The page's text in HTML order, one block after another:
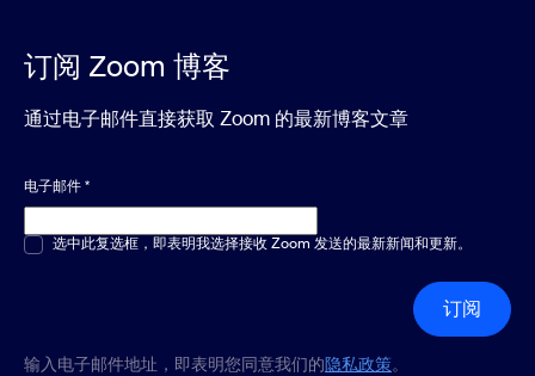
订阅 Zoom 博客
通过电子邮件直接获取 Zoom 的最新博客文章
电子邮件*
多选或单选*
选中此复选框，即表明我选择接收 Zoom 发送的最新新闻和更新。
订阅
输入电子邮件地址，即表明您同意我们的隐私政策。